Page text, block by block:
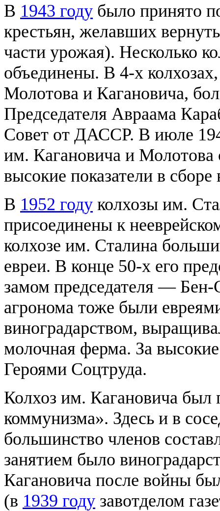
В 1943 году было принято
крестьян, желавших
части урожая). Несколько
объединены. В 4-х
Молотова и Кагановича,
Председателя Авраама
Совет от ДАССР. В июле
им. Кагановича и Молотова
высокие показатели в сборе
В 1952 году колхозы им.
присоединены к
колхозе им. Сталина
евреи. В конце 50-х его
замом председателя —
агронома тоже были
виноградарством,
молочная ферма. За
Героями Соцтруда.
Колхоз им. Кагановича был
коммунизма». Здесь и в
большинство членов
занятием было
Кагановича после войны
(в 1939 году завотделом